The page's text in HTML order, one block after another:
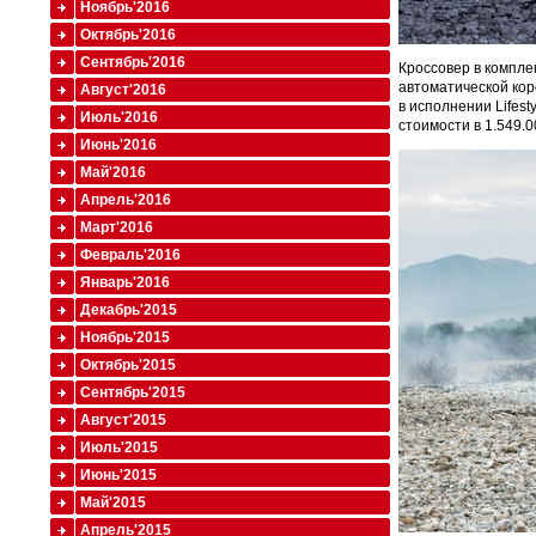
Кроссовер в
автоматической
в исполнении
стоимости в
Ноябрь'2016
Октябрь'2016
Сентябрь'2016
Август'2016
Июль'2016
Июнь'2016
Май'2016
Апрель'2016
Март'2016
Февраль'2016
Январь'2016
Декабрь'2015
Ноябрь'2015
Октябрь'2015
Сентябрь'2015
Август'2015
Июль'2015
Июнь'2015
Май'2015
Апрель'2015